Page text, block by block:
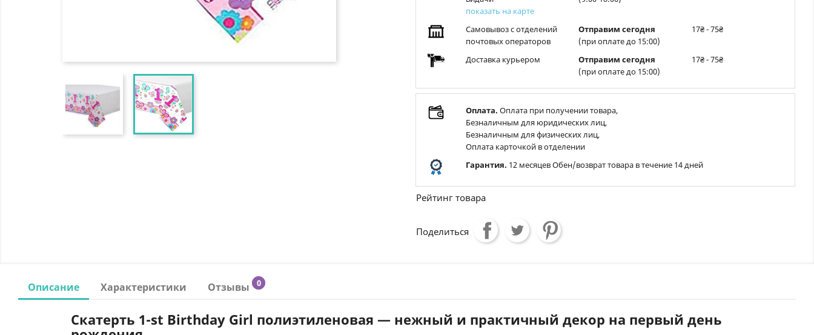
показать на карте
Самовывоз с отделений
почтовых операторов
Отправим сегодня
(при оплате до 15:00)
17₴ - 75₴
Доставка курьером
Отправим сегодня
(при оплате до 15:00)
17₴ - 75₴
Оплата. Оплата при получении товара,
Безналичным для юридических лиц,
Безналичным для физических лиц,
Оплата карточкой в отделении
Гарантия. 12 месяцев Обен/возврат товара в течение 14 дней
Рейтинг товара
Поделиться
Описание Характеристики Отзывы 0
Скатерть 1-st Birthday Girl полиэтиленовая — нежный и практичный декор на первый день